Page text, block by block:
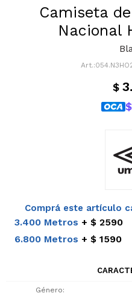
Camiseta
Nacional
$
$
Comprá este artículo
3.400 Metros $ 2590
6.800 Metros $ 1590
Género